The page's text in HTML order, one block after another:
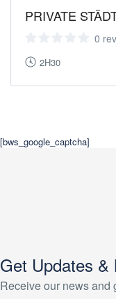
PRIVATE
0
2H30
[bws_google_captcha]
Get Updates &
Receive our news and